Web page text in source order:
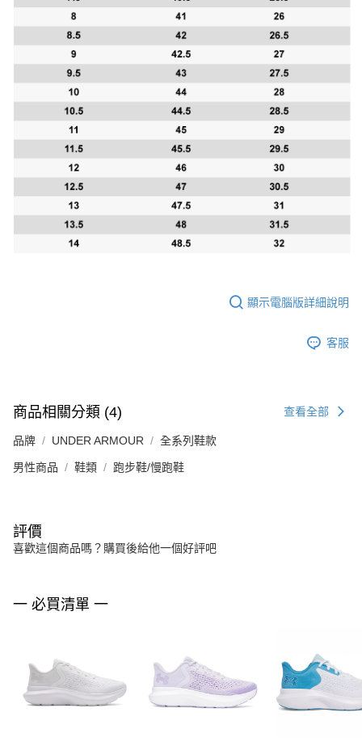
顯示電腦版詳細說明
客服
商品相關分類 (4) 查看全部
品牌 UNDER ARMOUR 全系列鞋款
男性商品 鞋類 跑步鞋/慢跑鞋
評價
喜歡這個商品嗎？購買後給他一個好評吧
一 必買清單 一